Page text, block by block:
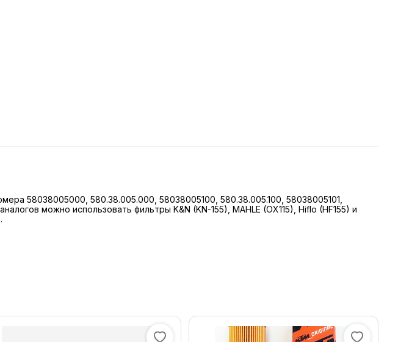
58038005000, 580.38.005.000, 58038005100, 580.38.005.100, 58038005101,
можно использовать фильтры K&N (KN-155), MAHLE (OX115), Hiflo (HF155) и